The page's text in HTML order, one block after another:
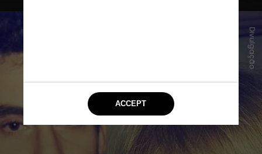
Divulgação